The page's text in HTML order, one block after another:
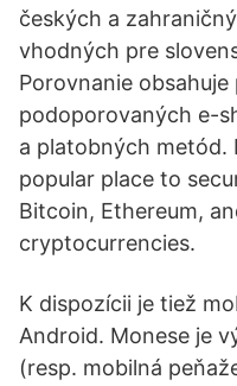
českých a
vhodných pre
Porovnanie
podoporovaných e-
a platobných metód.
popular place to
Bitcoin, Ethereum,
cryptocurrencies.
K dispozícii je tiež
Android. Monese je
(resp. mobilná